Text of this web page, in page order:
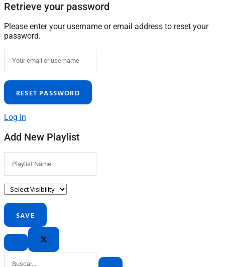
Retrieve your password
Please enter your username or email address to reset your
password.
Log In
Add New Playlist